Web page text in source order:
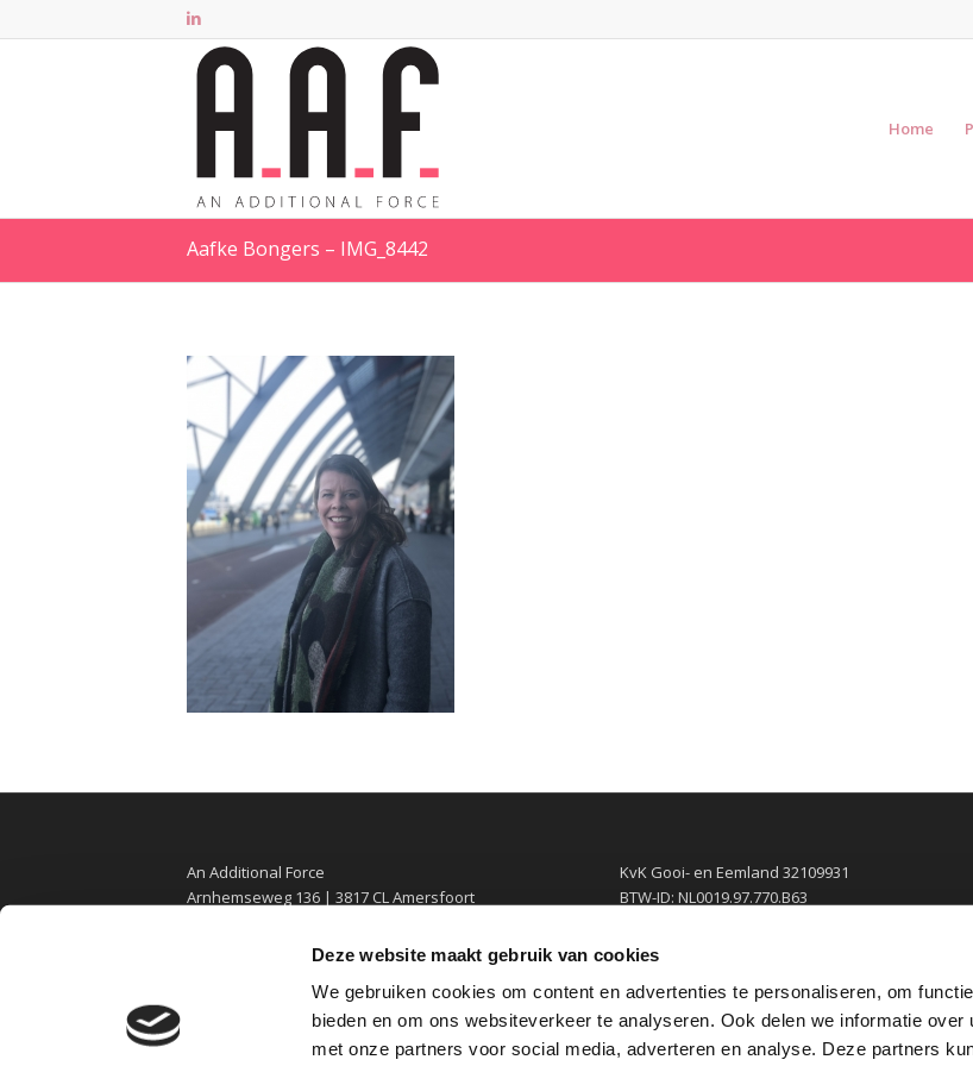
Deze website maakt gebruik van cookies
We gebruiken cookies om content en advertenties te personaliseren, om
bieden en om ons websiteverkeer te analyseren. Ook delen we informatie
met onze partners voor social media, adverteren en analyse. Deze partners
Home
Aafke Bongers – IMG_8442
An Additional Force
Arnhemseweg 136 | 3817 CL Amersfoort
aafke@anadditionalforce.nl
KvK Gooi- en Eemland 32109931
BTW-ID: NL0019.97.770.B63